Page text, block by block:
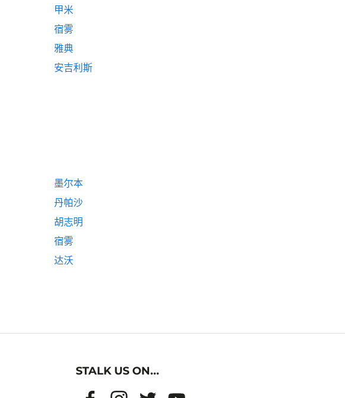
甲米
宿雾
雅典
安吉利斯
墨尔本
丹帕沙
胡志明
宿雾
达沃
STALK US ON...